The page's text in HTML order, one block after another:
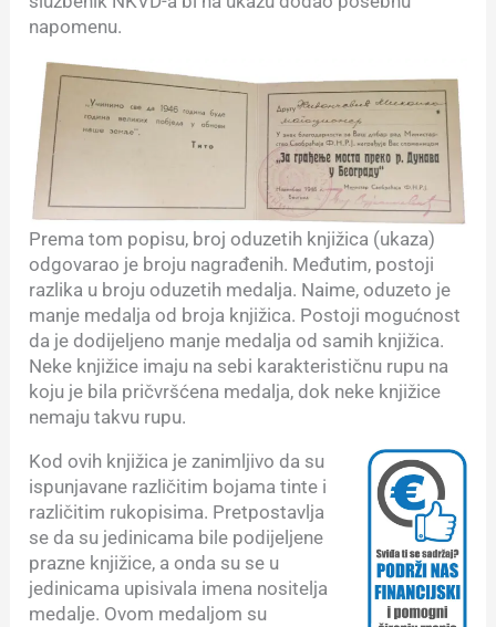
napomenu.
Prema tom popisu, broj oduzetih knjižica (ukaza)
odgovarao je broju nagrađenih. Međutim, postoji
razlika u broju oduzetih medalja. Naime, oduzeto je
manje medalja od broja knjižica. Postoji mogućnost
da je dodijeljeno manje medalja od samih knjižica.
Neke knjižice imaju na sebi karakterističnu rupu na
koju je bila pričvršćena medalja, dok neke knjižice
nemaju takvu rupu.
Kod ovih knjižica je zanimljivo da su
ispunjavane različitim bojama tinte i
različitim rukopisima. Pretpostavlja
se da su jedinicama bile podijeljene
prazne knjižice, a onda su se u
jedinicama upisivala imena nositelja
medalje. Ovom medaljom su